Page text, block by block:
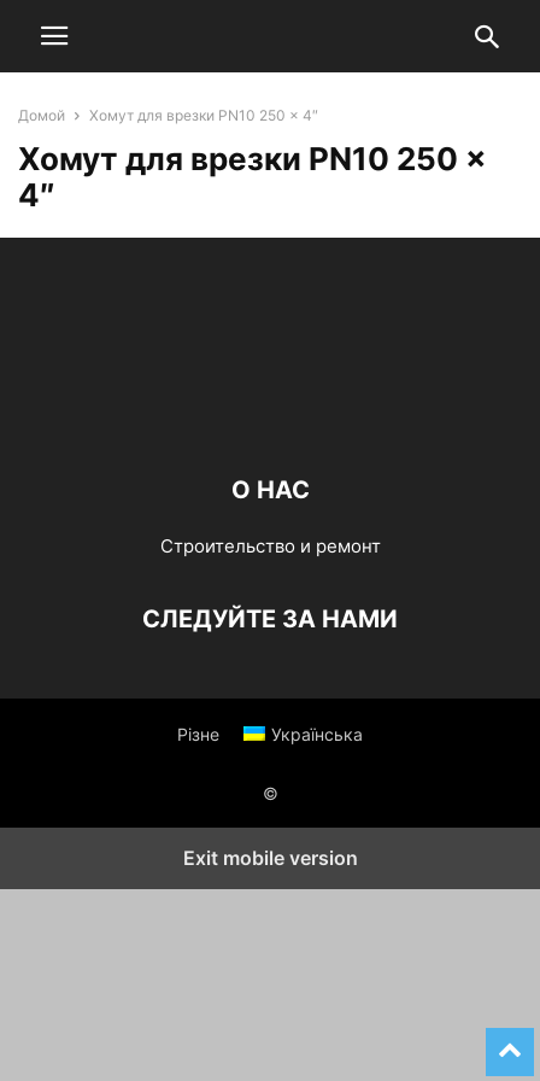
Домой Хомут для врезки PN10 250 x 4″
Хомут для врезки PN10 250 x
4″
О НАС
Строительство и ремонт
СЛЕДУЙТЕ ЗА НАМИ
Різне Українська
©
Exit mobile version